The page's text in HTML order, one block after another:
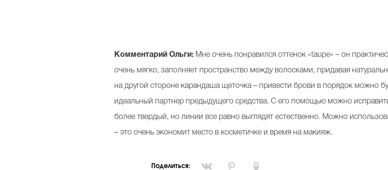
Комментарий Ольги: Мне очень понравился оттенок «taupe» – он
очень мягко, заполняет пространство между волосками, придавая
на другой стороне карандаша щеточка – привести брови в порядок можно
идеальный партнер предыдущего средства. С его помощью можно
более твердый, но линии все равно выглядят естественно. Можно
– это очень экономит место в косметичке и время на макияж.
Поделиться: